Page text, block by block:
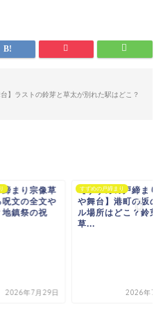
】ラストの鈴芽と草太が別れた駅はどこ？
まり宗像草
文の全文や
鎮祭の祝
2026年7月29日
すずめの戸締まり
【すずめの戸締まり
や舞台】港町の坂の
ル場所はどこ？鈴芽
草...
2026年7